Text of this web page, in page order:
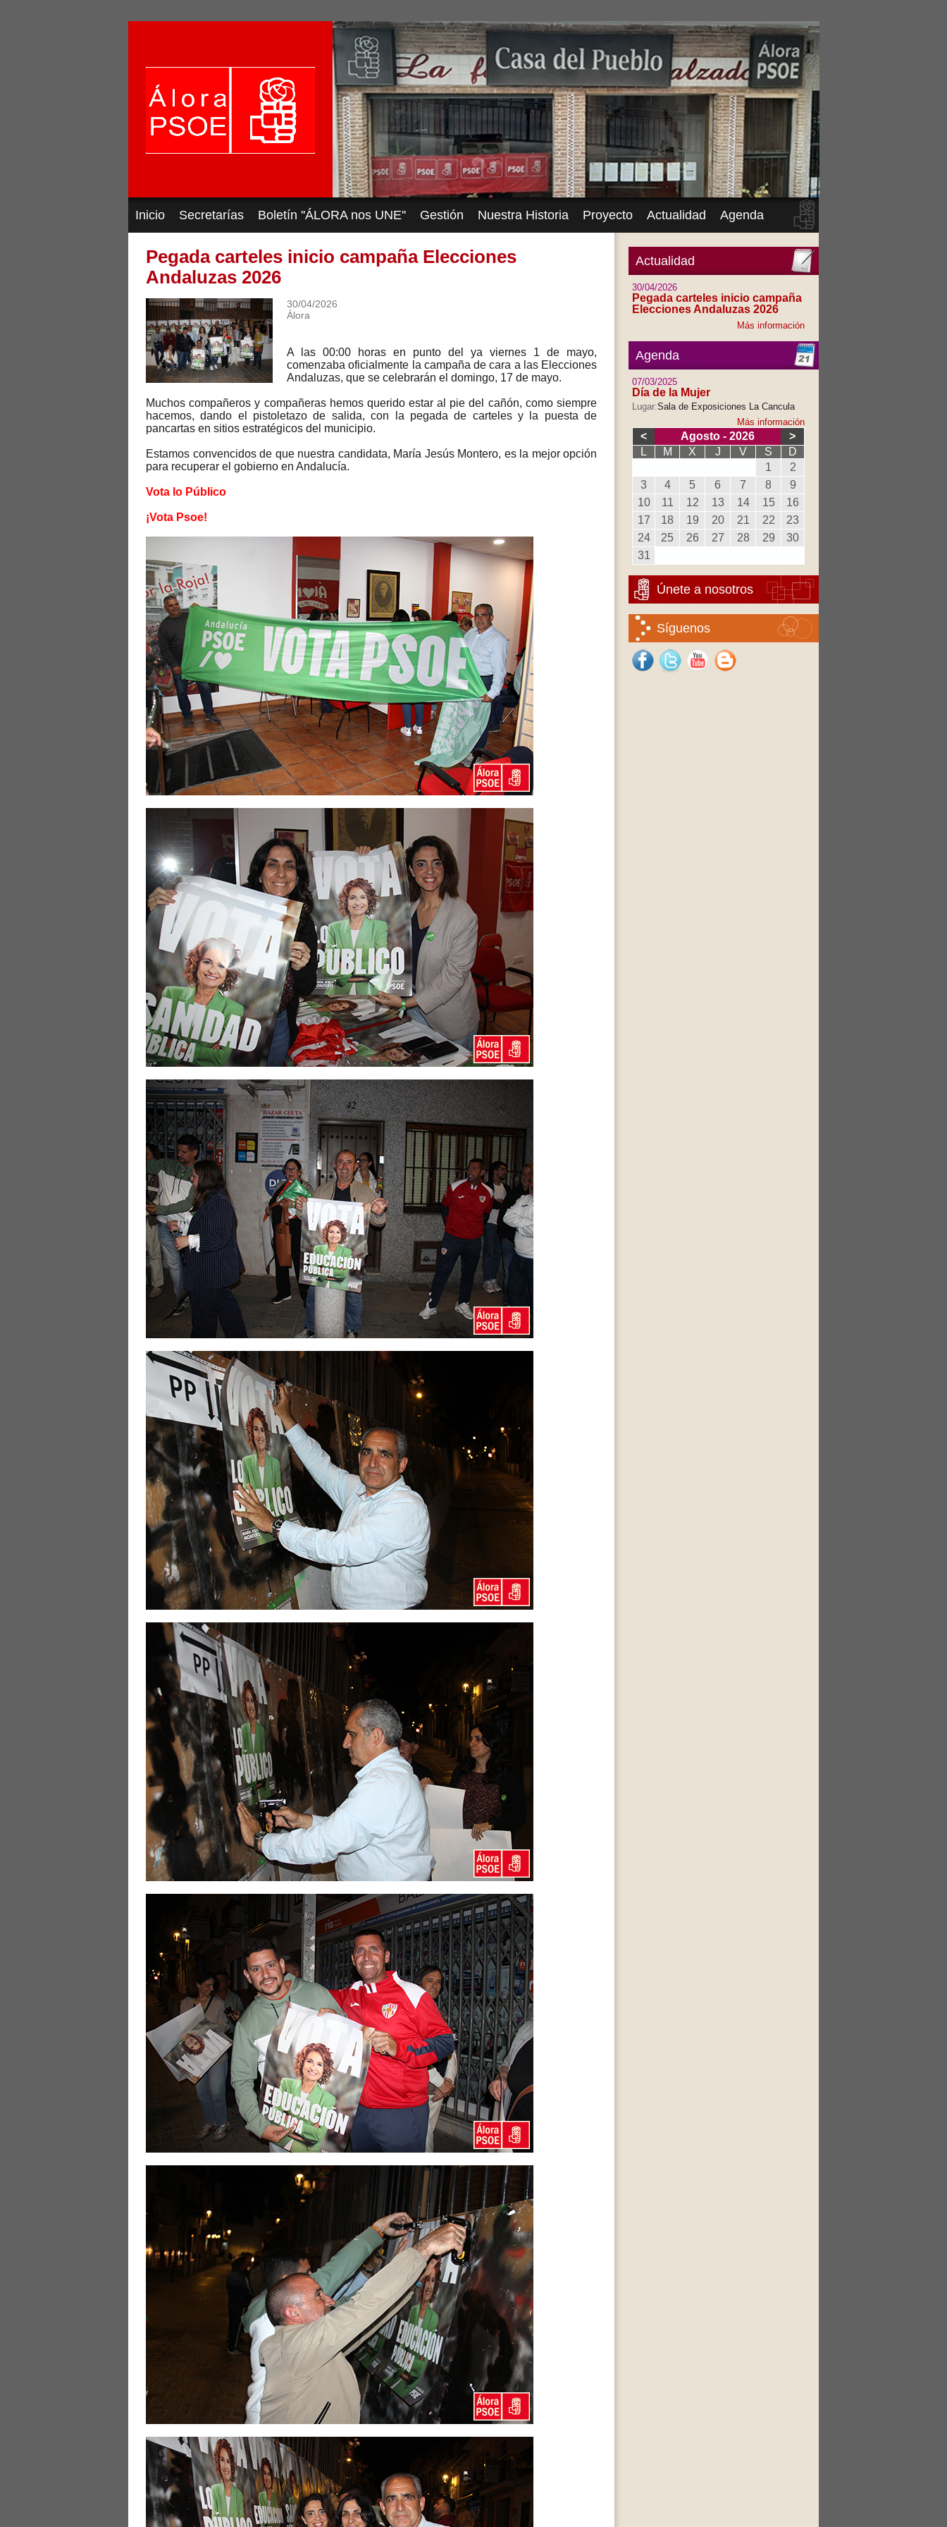
Inicio Secretarías Boletín ''ÁLORA nos UNE'' Gestión Nuestra Historia Proyecto Actualidad Agenda
Pegada carteles inicio campaña Elecciones
Andaluzas 2026
30/04/2026
Álora
A las 00:00 horas en punto del ya viernes 1 de mayo,
comenzaba oficialmente la campaña de cara a las Elecciones
Andaluzas, que se celebrarán el domingo, 17 de mayo.
Muchos compañeros y compañeras hemos querido estar al pie del cañón, como siempre
hacemos, dando el pistoletazo de salida, con la pegada de carteles y la puesta de
pancartas en sitios estratégicos del municipio.
Estamos convencidos de que nuestra candidata, María Jesús Montero, es la mejor opción
para recuperar el gobierno en Andalucía.
Vota lo Público
¡Vota Psoe!
Actualidad
30/04/2026
Pegada carteles inicio campaña
Elecciones Andaluzas 2026
Más información
Agenda
07/03/2025
Día de la Mujer
Lugar:Sala de Exposiciones La Cancula
Más información
< Agosto - 2026
>
L
M X J V S
D
1
2
3
4 5 6 7 8
9
10
11 12 13 14 15
16
17
18 19 20 21 22
23
24
25 26 27 28 29
30
31
Únete a nosotros
Síguenos